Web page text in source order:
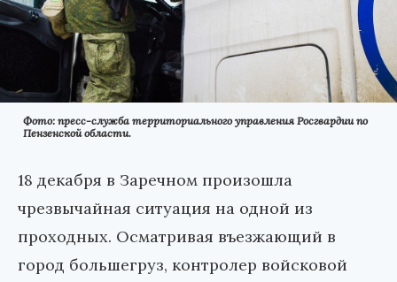
Фото: пресс-служба территориального управления Росгвардии по
Пензенской области.
18 декабря в Заречном произошла
чрезвычайная ситуация на одной из
проходных. Осматривая въезжающий в
город большегруз, контролер войсковой